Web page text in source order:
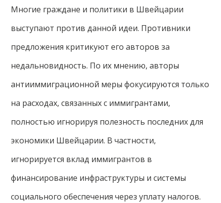
Многие граждане и политики в Швейцарии
выступают против данной идеи. Противники
предложения критикуют его авторов за
недальновидность. По их мнению, авторы
антииммиграционной меры фокусируются только
на расходах, связанных с иммигрантами,
полностью игнорируя полезность последних для
экономики Швейцарии. В частности,
игнорируется вклад иммигрантов в
финансирование инфраструктуры и системы
социального обеспечения через уплату налогов.